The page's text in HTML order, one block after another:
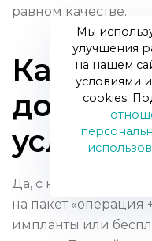
равном качестве.
Как
Да, с клиникой
на пакет «операция
импланты или
Мы
улучшения
на нашем
условиями
cookies.